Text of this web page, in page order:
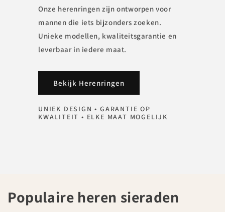
Onze herenringen zijn ontworpen voor
mannen die iets bijzonders zoeken.
Unieke modellen, kwaliteitsgarantie en
leverbaar in iedere maat.
Bekijk Herenringen
UNIEK DESIGN • GARANTIE OP
KWALITEIT • ELKE MAAT MOGELIJK
Populaire heren sieraden